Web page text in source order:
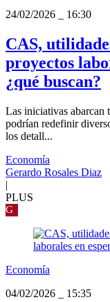
24/02/2026
16:30
CAS,
proyectos
¿qué buscan?
Las iniciativas abarcan
podrían redefinir
los detall...
Economía
Gerardo Rosales Diaz
|
PLUS
G
Economía
04/02/2026
15:35